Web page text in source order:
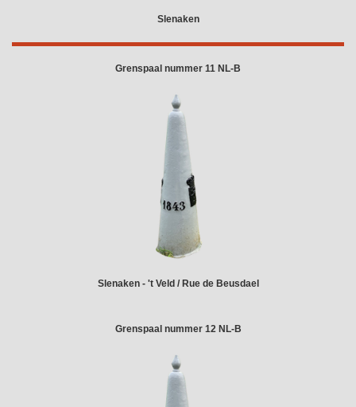
Slenaken
Grenspaal nummer 11 NL-B
Slenaken - 't Veld / Rue de Beusdael
Grenspaal nummer 12 NL-B